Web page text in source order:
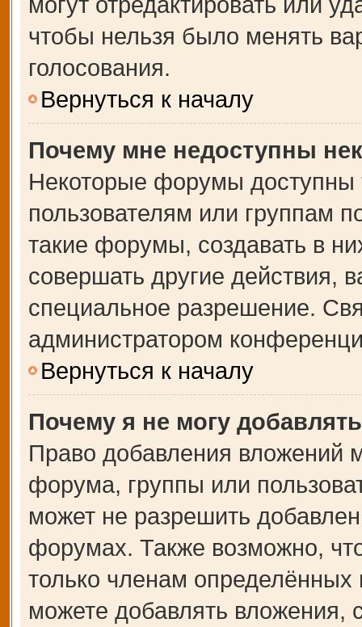
чтобы нельзя было менять
голосования.
Вернуться к началу
Почему мне недоступны
Некоторые форумы доступны
пользователям или группам
такие форумы, создавать в
совершать другие действия,
специальное разрешение.
администратором
Вернуться к началу
Почему я не могу
Право добавления вложений
форума, группы или
может не разрешить
форумах. Также возможно,
только членам
можете добавлять вложения,